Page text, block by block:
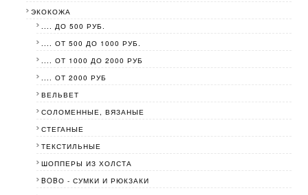
ЭКОКОЖА
.... ДО 500 РУБ.
.... ОТ 500 ДО 1000 РУБ.
.... ОТ 1000 ДО 2000 РУБ
.... ОТ 2000 РУБ
ВЕЛЬВЕТ
СОЛОМЕННЫЕ, ВЯЗАНЫЕ
СТЕГАНЫЕ
ТЕКСТИЛЬНЫЕ
ШОППЕРЫ ИЗ ХОЛСТА
BOBО - СУМКИ И РЮКЗАКИ